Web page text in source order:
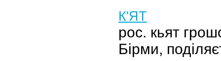
К'ЯТ
рос. кьят
Бірми,